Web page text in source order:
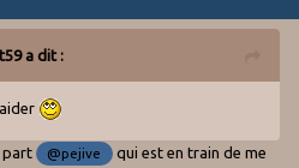
a dit :
part @pejive
qui est en train de me